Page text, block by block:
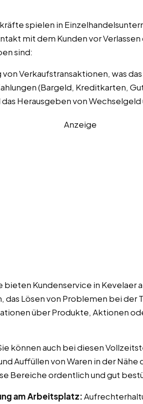
spielen in
mit dem Kunden vor
sind:
Verkaufstransaktionen, was
(Bargeld, Kreditkarten,
Herausgeben von Wechselgeld
Anzeige
bieten Kundenservice in Kevelaer
das Lösen von Problemen bei der
über Produkte, Aktionen
können auch bei diesen
Auffüllen von Waren in der Nähe
Bereiche ordentlich und gut
am Arbeitsplatz: